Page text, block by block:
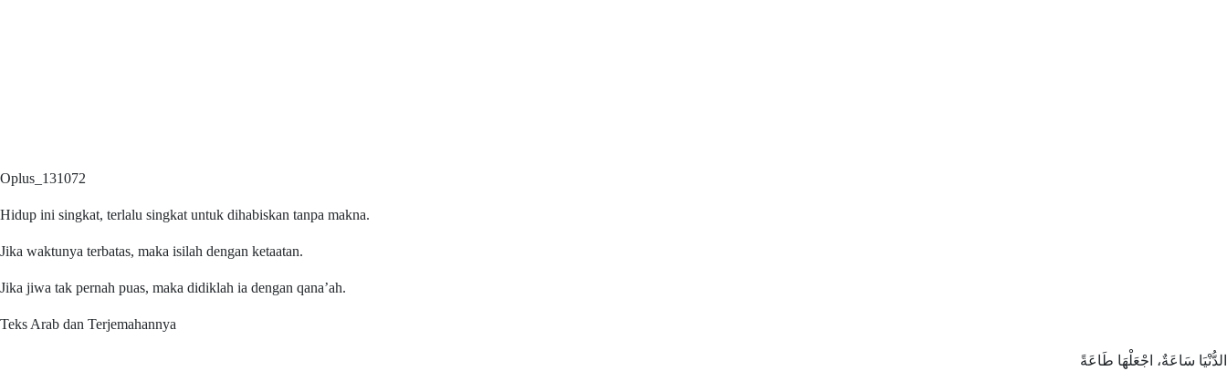
Oplus_131072
Hidup ini singkat, terlalu singkat untuk dihabiskan tanpa makna.
Jika waktunya terbatas, maka isilah dengan ketaatan.
Jika jiwa tak pernah puas, maka didiklah ia dengan qana’ah.
Teks Arab dan Terjemahannya
الدُّنْيَا سَاعَةٌ، اجْعَلْهَا طَاعَةً